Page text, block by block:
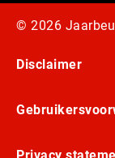
© 2026
Disclaimer